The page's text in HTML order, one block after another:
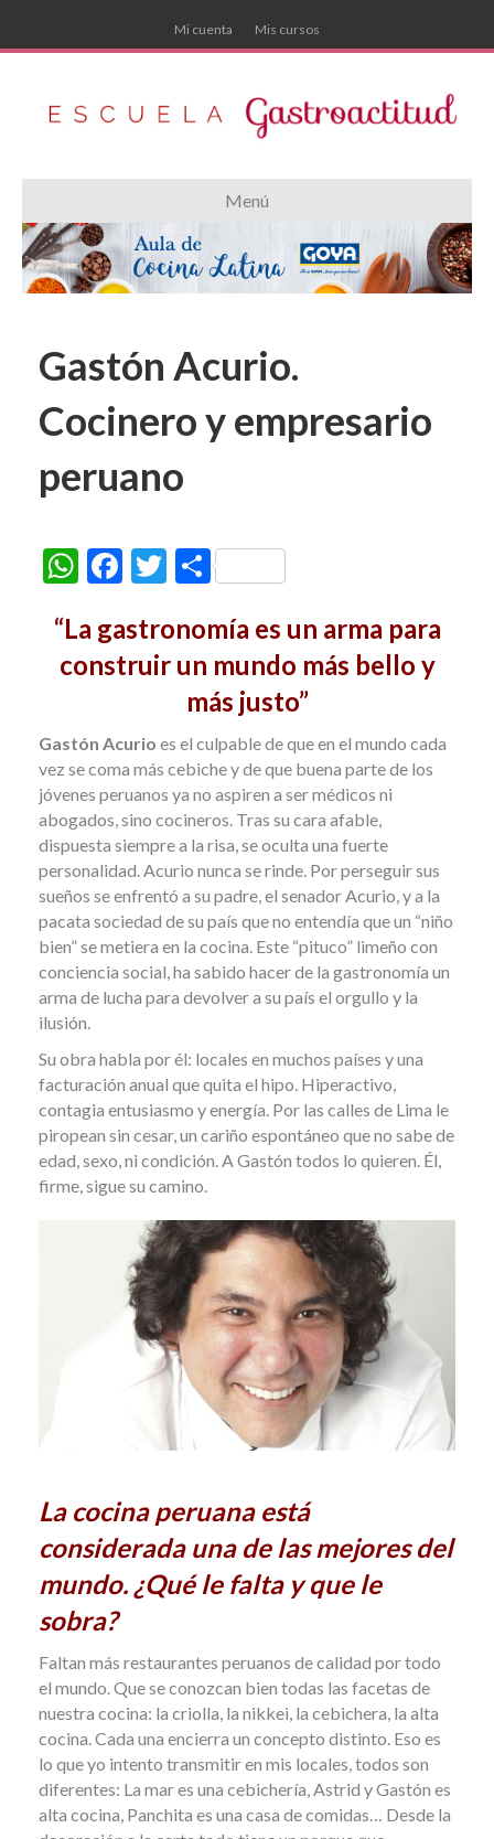
Mi cuenta Mis cursos
Menú
Gastón Acurio.
Cocinero y empresario
peruano
W
at
s
p
p
F
e
b
o
k
T
itt
er
C
m
p
ar
ti
r
“La gastronomía es un arma para
construir un mundo más bello y
más justo”
Gastón Acurio es el culpable de que en el mundo cada
vez se coma más cebiche y de que buena parte de los
jóvenes peruanos ya no aspiren a ser médicos ni
abogados, sino cocineros. Tras su cara afable,
dispuesta siempre a la risa, se oculta una fuerte
personalidad. Acurio nunca se rinde. Por perseguir sus
sueños se enfrentó a su padre, el senador Acurio, y a la
pacata sociedad de su país que no entendía que un “niño
bien” se metiera en la cocina. Este “pituco” limeño con
conciencia social, ha sabido hacer de la gastronomía un
arma de lucha para devolver a su país el orgullo y la
ilusión.
Su obra habla por él: locales en muchos países y una
facturación anual que quita el hipo. Hiperactivo,
contagia entusiasmo y energía. Por las calles de Lima le
piropean sin cesar, un cariño espontáneo que no sabe de
edad, sexo, ni condición. A Gastón todos lo quieren. Él,
firme, sigue su camino.
La cocina peruana está
considerada una de las mejores del
mundo. ¿Qué le falta y que le
sobra?
Faltan más restaurantes peruanos de calidad por todo
el mundo. Que se conozcan bien todas las facetas de
nuestra cocina: la criolla, la nikkei, la cebichera, la alta
cocina. Cada una encierra un concepto distinto. Eso es
lo que yo intento transmitir en mis locales, todos son
diferentes: La mar es una cebichería, Astrid y Gastón es
alta cocina, Panchita es una casa de comidas… Desde la